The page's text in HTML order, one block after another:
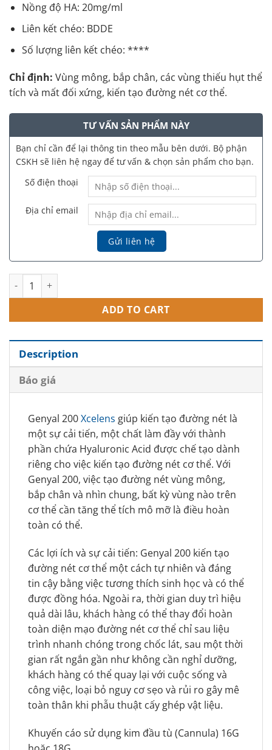
Nồng độ HA: 20mg/ml
Liên kết chéo: BDDE
Số lượng liên kết chéo: ****
Chỉ định: Vùng mông, bắp chân, các vùng thiếu hụt thể
tích và mất đối xứng, kiến tạo đường nét cơ thể.
TƯ VẤN SẢN PHẨM NÀY
Bạn chỉ cần để lại thông tin theo mẫu bên dưới. Bộ phận
CSKH sẽ liên hệ ngay để tư vấn & chọn sản phẩm cho bạn.
Số điện thoại
Địa chỉ email
Genyal 200 Xcelens – Filler Dành Cho Cơ Thể quantity
ADD TO CART
Description
Báo giá
Genyal 200Xcelens giúp kiến tạo đường nét là
một sự cải tiến, một chất làm đầy với thành
phần chứa Hyaluronic Acid được chế tạo dành
riêng cho việc kiến tạo đường nét cơ thể. Với
Genyal 200, việc tạo đường nét vùng mông,
bắp chân và nhìn chung, bất kỳ vùng nào trên
cơ thể cần tăng thể tích mô mỡ là điều hoàn
toàn có thể.
Các lợi ích và sự cải tiến: Genyal 200 kiến tạo
đường nét cơ thể một cách tự nhiên và đáng
tin cậy bằng việc tương thích sinh học và có thể
được đồng hóa. Ngoài ra, thời gian duy trì hiệu
quả dài lâu, khách hàng có thể thay đổi hoàn
toàn diện mạo đường nét cơ thể chỉ sau liệu
trình nhanh chóng trong chốc lát, sau một thời
gian rất ngắn gần như không cần nghỉ dưỡng,
khách hàng có thể quay lại với cuộc sống và
công việc, loại bỏ nguy cơ sẹo và rủi ro gây mê
toàn thân khi phẫu thuật cấy ghép vật liệu.
Khuyến cáo sử dụng kim đầu tù (Cannula) 16G